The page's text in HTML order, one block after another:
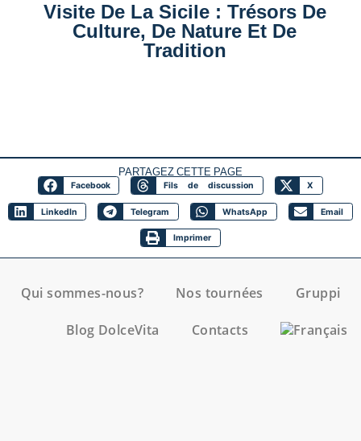
Visite De La Sicile : Trésors De
Culture, De Nature Et De
Tradition
PARTAGEZ CETTE PAGE
Facebook Fils de discussion X
LinkedIn Telegram WhatsApp Email
Imprimer
Qui sommes-nous? Nos tournées Gruppi
Blog DolceVita Contacts